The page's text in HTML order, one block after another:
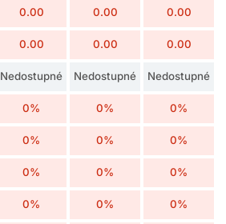
0.00 0.00 0.00
0.00 0.00 0.00
Nedostupné Nedostupné Nedostupné
0% 0% 0%
0% 0% 0%
0% 0% 0%
0% 0% 0%